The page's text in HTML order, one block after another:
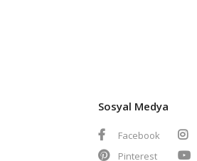
Sosyal Medya
Facebook
Pinterest